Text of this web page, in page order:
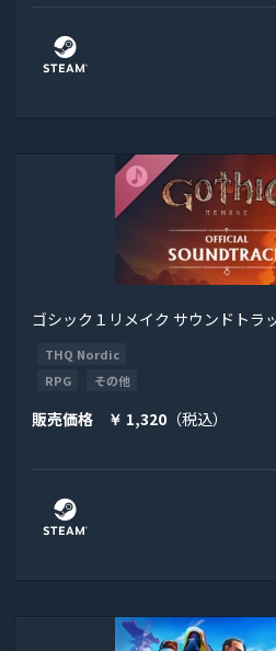
ゴシック１リメイク サウンドトラ
THQ Nordic
RPG
その他
販売価格 ￥ 1,320 （税込）